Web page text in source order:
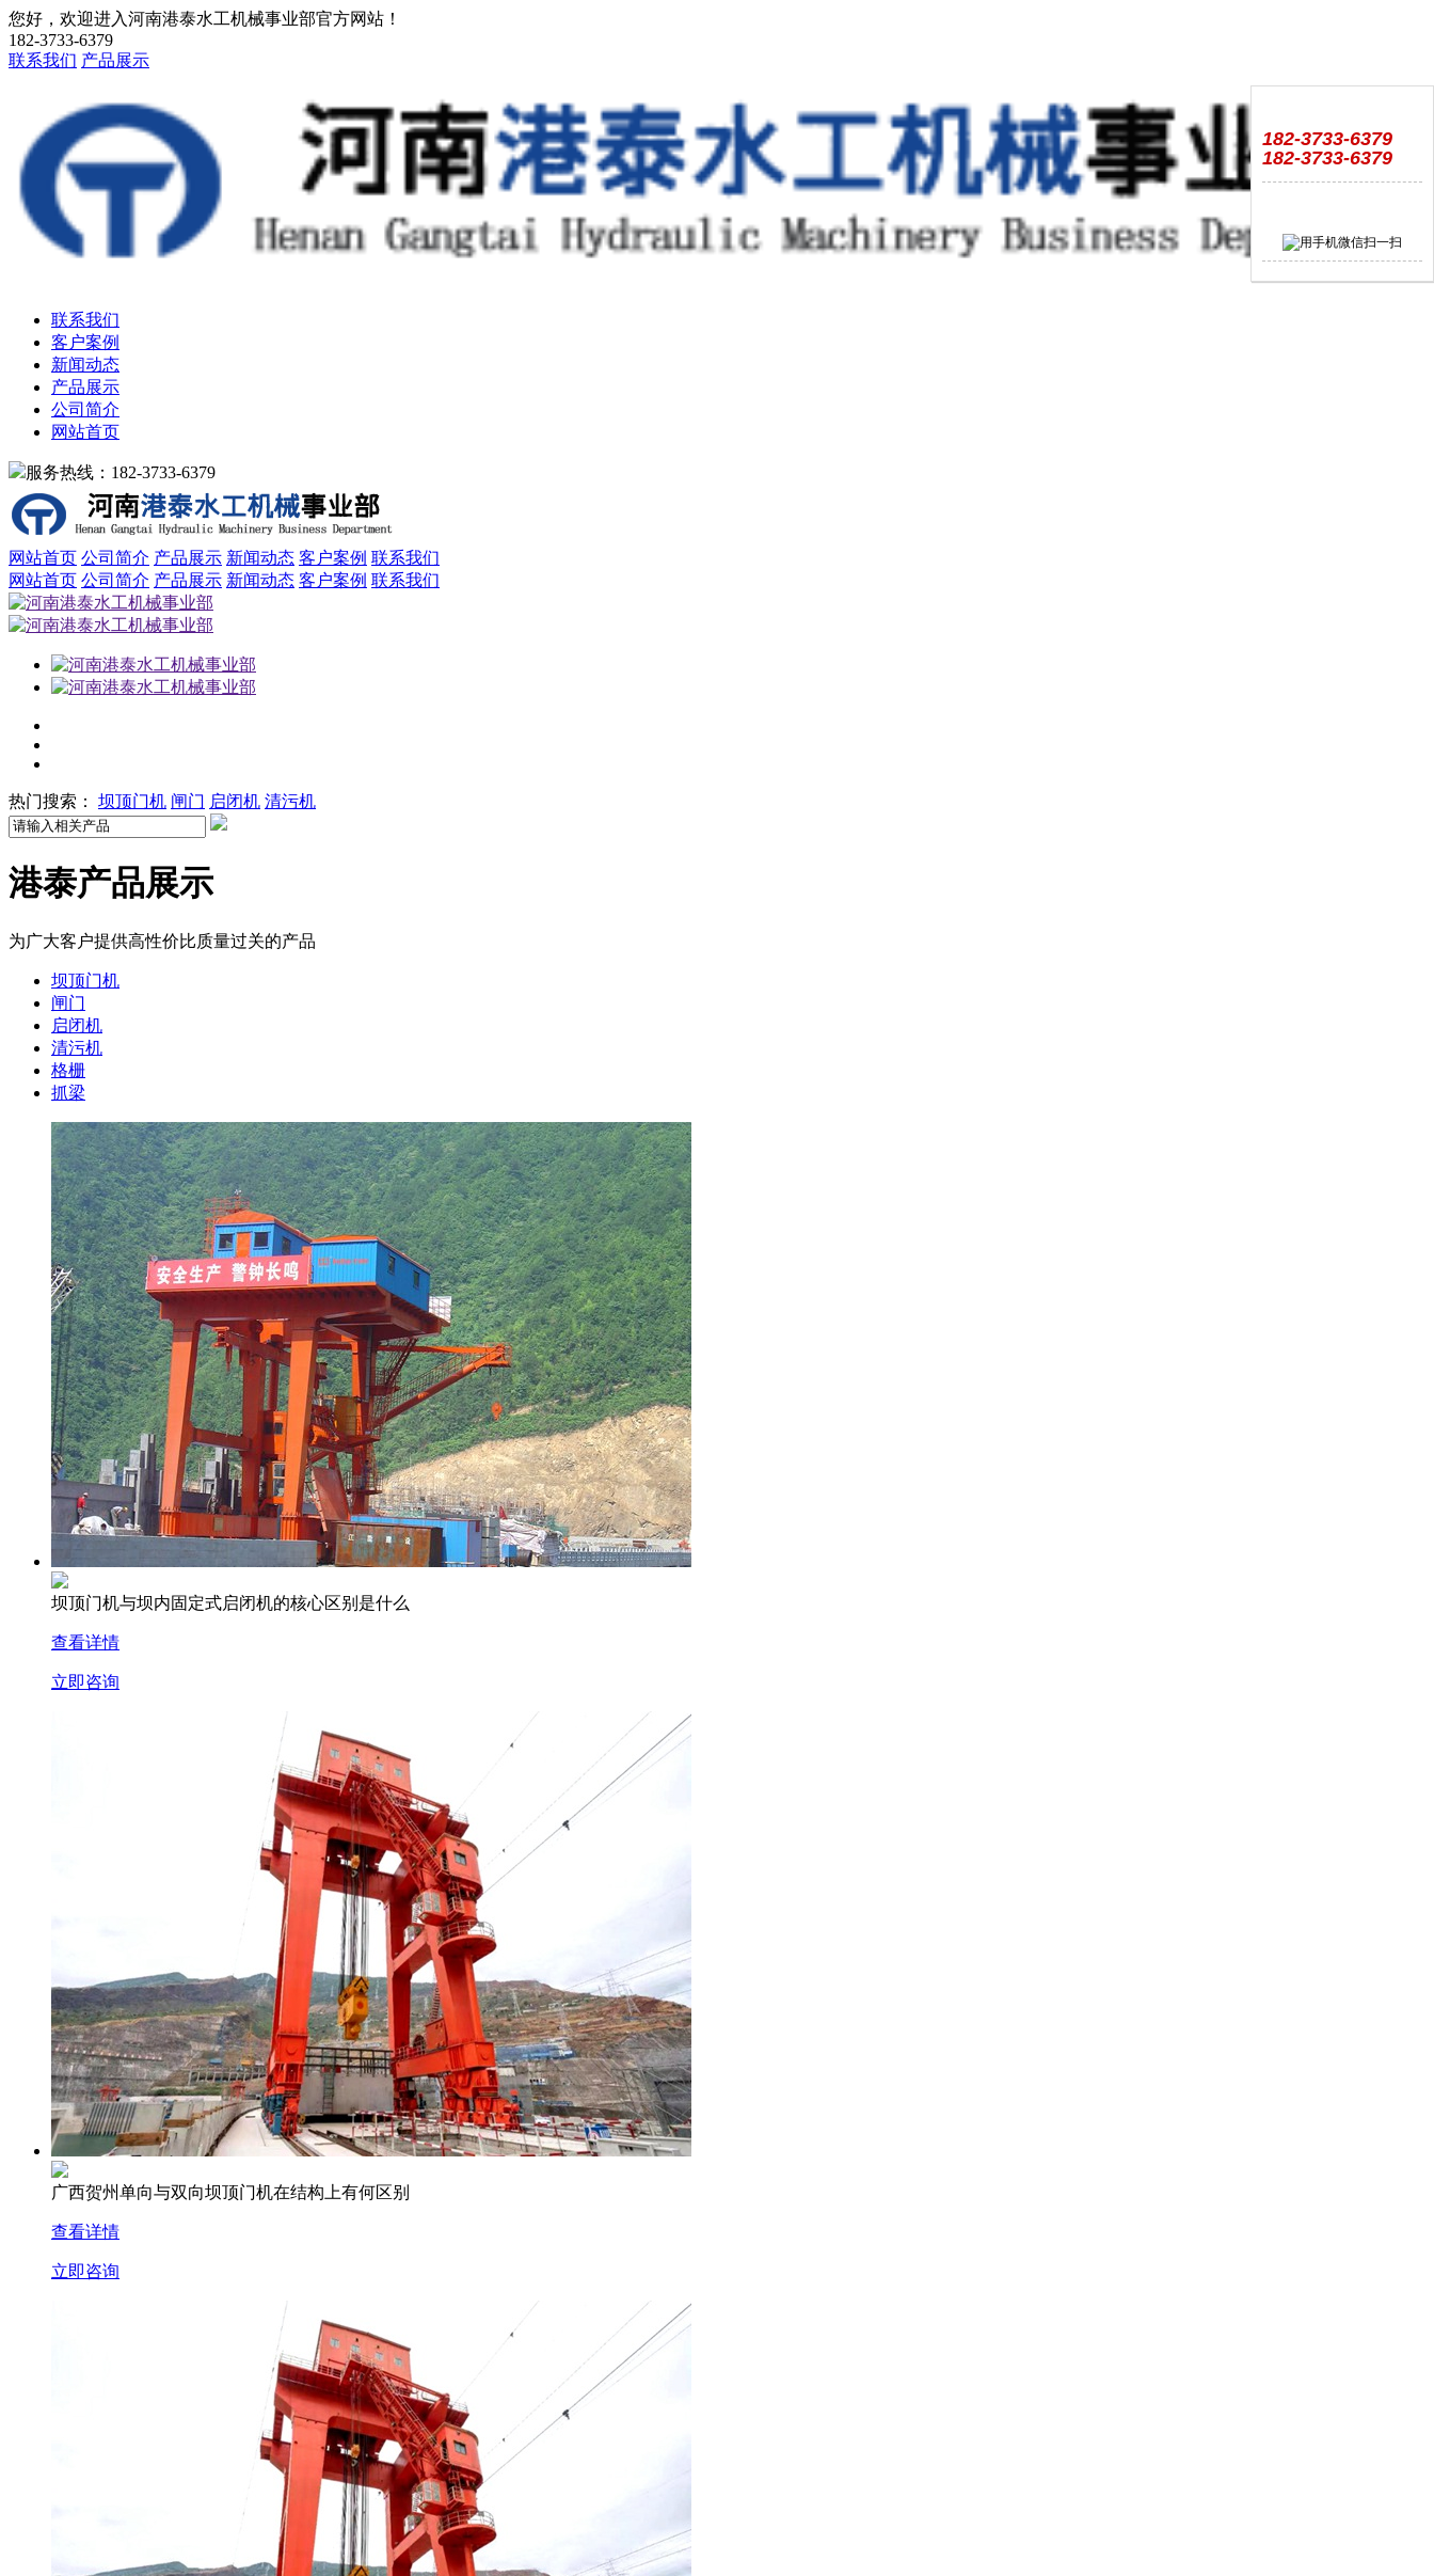
您好，欢迎进入河南港泰水工机械事业部官方网站！
182-3733-6379
联系我们 产品展示
联系我们
客户案例
新闻动态
产品展示
公司简介
网站首页
服务热线：182-3733-6379
网站首页 公司简介 产品展示 新闻动态 客户案例 联系我们
网站首页 公司简介 产品展示 新闻动态 客户案例 联系我们
热门搜索： 坝顶门机 闸门 启闭机 清污机
港泰产品展示
为广大客户提供高性价比质量过关的产品
坝顶门机
闸门
启闭机
清污机
格栅
抓梁
坝顶门机与坝内固定式启闭机的核心区别是什么
查看详情
立即咨询
广西贺州单向与双向坝顶门机在结构上有何区别
查看详情
立即咨询
182-3733-6379
182-3733-6379